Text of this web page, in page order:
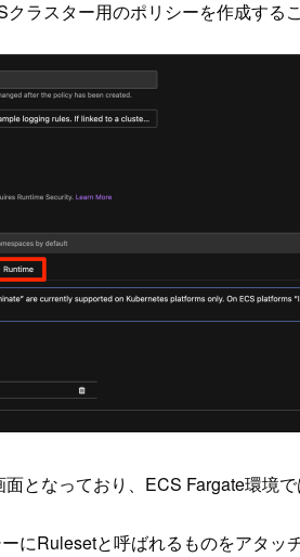
ラスター用のポリシーを作成する
となっており、ECS Fargate環境
にRulesetと呼ばれるものをアタッ